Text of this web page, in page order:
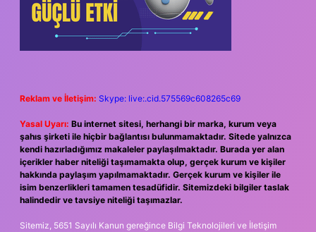
Reklam ve İletişim: Skype: live:.cid.575569c608265c69
Yasal Uyarı: Bu internet sitesi, herhangi bir marka, kurum veya
şahıs şirketi ile hiçbir bağlantısı bulunmamaktadır. Sitede yalnızca
kendi hazırladığımız makaleler paylaşılmaktadır. Burada yer alan
içerikler haber niteliği taşımamakta olup, gerçek kurum ve kişiler
hakkında paylaşım yapılmamaktadır. Gerçek kurum ve kişiler ile
isim benzerlikleri tamamen tesadüfidir. Sitemizdeki bilgiler taslak
halindedir ve tavsiye niteliği taşımazlar.
Sitemiz, 5651 Sayılı Kanun gereğince Bilgi Teknolojileri ve İletişim